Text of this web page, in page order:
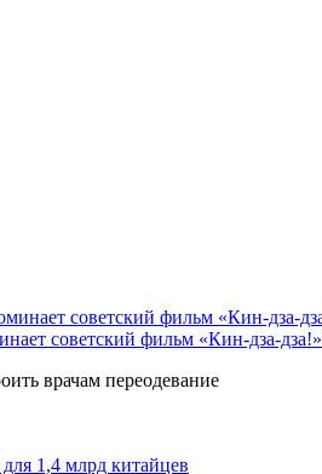
советский фильм «Кин-дза-дза!»
врачам переодевание